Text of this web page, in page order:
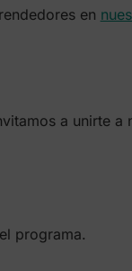
en
a unirte a
programa.